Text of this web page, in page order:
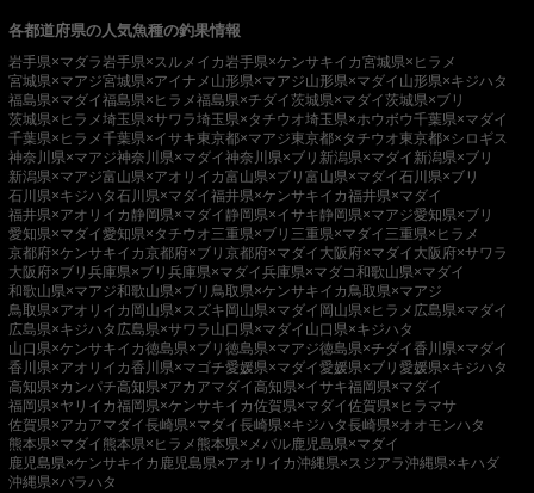
各都道府県の人気魚種の釣果情報
岩手県×マダラ岩手県×スルメイカ岩手県×ケンサキイカ宮城県×ヒラメ
宮城県×マアジ宮城県×アイナメ 山形県×マアジ山形県×マダイ 山形県×キジハタ
福島県×マダイ福島県×ヒラメ福島県×チダイ茨城県×マダイ茨城県×ブリ
茨城県×ヒラメ埼玉県×サワラ埼玉県×タチウオ埼玉県×ホウボウ千葉県×マダイ
千葉県×ヒラメ千葉県×イサキ東京都×マアジ東京都×タチウオ東京都×シロギス
神奈川県×マアジ神奈川県×マダイ神奈川県×ブリ 新潟県×マダイ 新潟県×ブリ
新潟県×マアジ富山県×アオリイカ富山県×ブリ 富山県×マダイ石川県×ブリ
石川県×キジハタ石川県×マダイ福井県×ケンサキイカ福井県×マダイ
福井県×アオリイカ 静岡県×マダイ 静岡県×イサキ静岡県×マアジ愛知県×ブリ
愛知県×マダイ愛知県×タチウオ三重県×ブリ 三重県×マダイ 三重県×ヒラメ
京都府×ケンサキイカ京都府×ブリ 京都府×マダイ 大阪府×マダイ 大阪府×サワラ
大阪府×ブリ 兵庫県×ブリ 兵庫県×マダイ兵庫県×マダコ和歌山県×マダイ
和歌山県×マアジ和歌山県×ブリ 鳥取県×ケンサキイカ鳥取県×マアジ
鳥取県×アオリイカ 岡山県×スズキ 岡山県×マダイ 岡山県×ヒラメ 広島県×マダイ
広島県×キジハタ 広島県×サワラ 山口県×マダイ 山口県×キジハタ
山口県×ケンサキイカ徳島県×ブリ 徳島県×マアジ徳島県×チダイ香川県×マダイ
香川県×アオリイカ香川県×マゴチ愛媛県×マダイ愛媛県×ブリ 愛媛県×キジハタ
高知県×カンパチ高知県×アカアマダイ高知県×イサキ福岡県×マダイ
福岡県×ヤリイカ福岡県×ケンサキイカ佐賀県×マダイ佐賀県×ヒラマサ
佐賀県×アカアマダイ長崎県×マダイ長崎県×キジハタ長崎県×オオモンハタ
熊本県×マダイ 熊本県×ヒラメ 熊本県×メバル鹿児島県×マダイ
鹿児島県×ケンサキイカ 鹿児島県×アオリイカ沖縄県×スジアラ沖縄県×キハダ
沖縄県×バラハタ